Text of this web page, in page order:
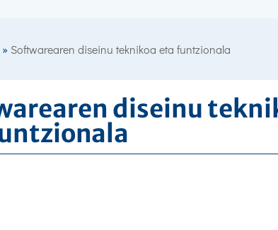
» Softwarearen diseinu teknikoa eta funtzionala
diseinu